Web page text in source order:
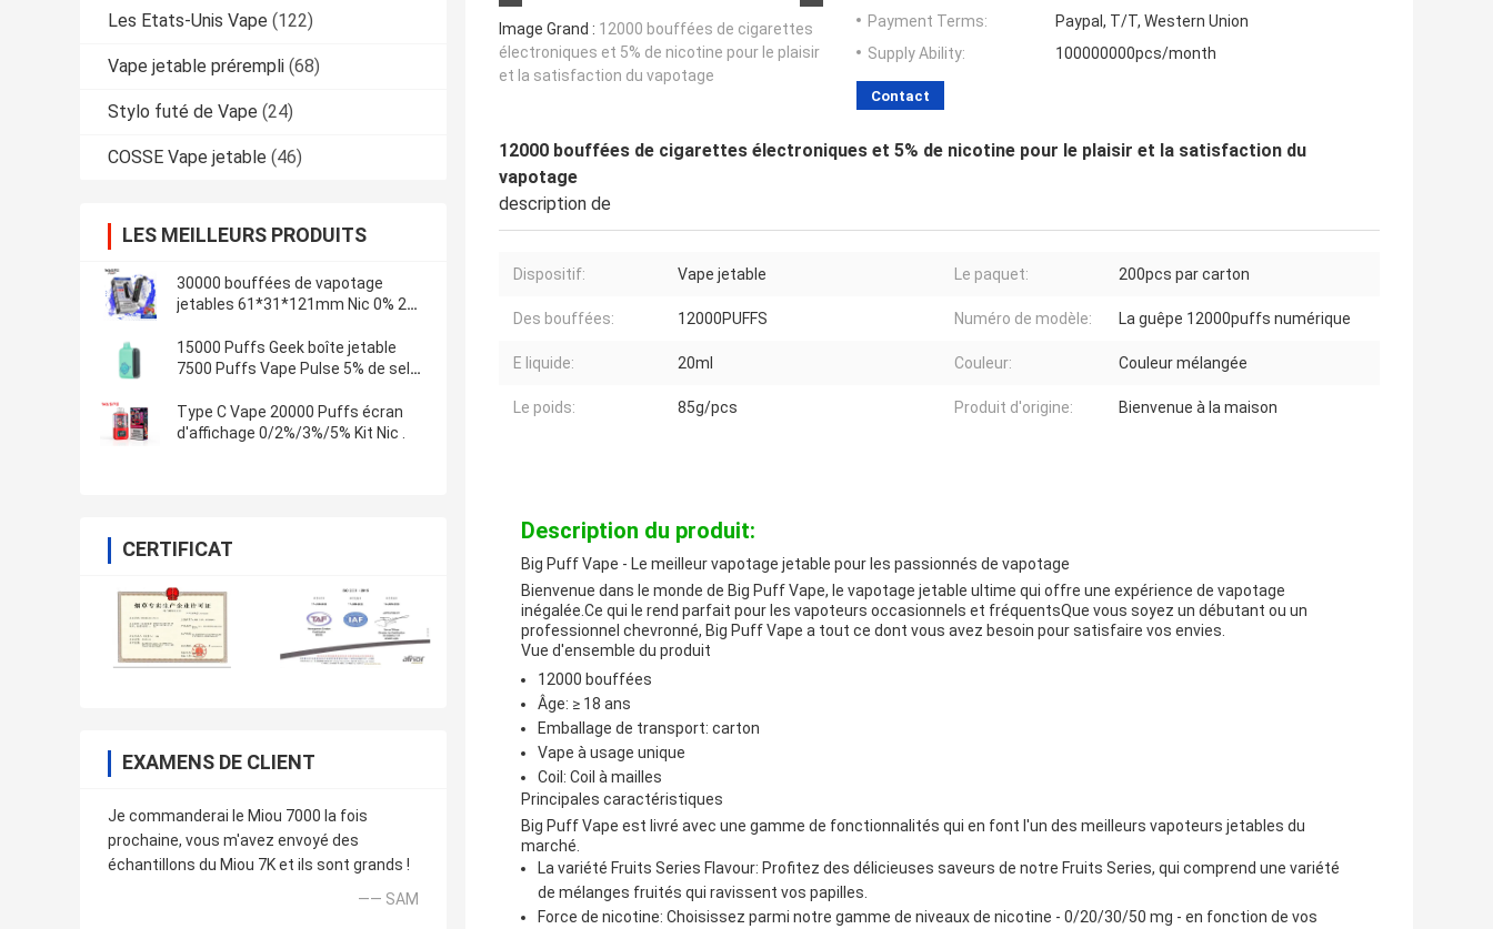
Les Etats-Unis Vape (122)
Vape jetable prérempli (68)
Stylo futé de Vape (24)
COSSE Vape jetable (46)
LES MEILLEURS PRODUITS
30000 bouffées de vapotage
jetables 61*31*121mm Nic 0% 2%
15000 Puffs Geek boîte jetable
7500 Puffs Vape Pulse 5% de sel
Type C Vape 20000 Puffs écran
d'affichage 0/2%/3%/5% Kit Nic .
CERTIFICAT
EXAMENS DE CLIENT
Je commanderai le Miou 7000 la fois
prochaine, vous m'avez envoyé des
échantillons du Miou 7K et ils sont grands !
—— SAM
Image Grand : 12000 bouffées de cigarettes
électroniques et 5% de nicotine pour le plaisir
et la satisfaction du vapotage
Payment Terms:
Paypal, T/T, Western Union
Supply Ability:
100000000pcs/month
Contact
12000 bouffées de cigarettes électroniques et 5% de nicotine pour le plaisir et la satisfaction du
vapotage
description de
Dispositif: Vape jetable Le paquet: 200pcs par carton
Des bouffées: 12000PUFFS Numéro de modèle: La guêpe 12000puffs numérique
E liquide: 20ml Couleur: Couleur mélangée
Le poids: 85g/pcs Produit d'origine: Bienvenue à la maison
Description du produit:
Big Puff Vape - Le meilleur vapotage jetable pour les passionnés de vapotage
Bienvenue dans le monde de Big Puff Vape, le vapotage jetable ultime qui offre une expérience de vapotage
inégalée.Ce qui le rend parfait pour les vapoteurs occasionnels et fréquentsQue vous soyez un débutant ou un
professionnel chevronné, Big Puff Vape a tout ce dont vous avez besoin pour satisfaire vos envies.
Vue d'ensemble du produit
12000 bouffées
Âge: ≥ 18 ans
Emballage de transport: carton
Vape à usage unique
Coil: Coil à mailles
Principales caractéristiques
Big Puff Vape est livré avec une gamme de fonctionnalités qui en font l'un des meilleurs vapoteurs jetables du
marché.
La variété Fruits Series Flavour: Profitez des délicieuses saveurs de notre Fruits Series, qui comprend une variété
de mélanges fruités qui ravissent vos papilles.
Force de nicotine: Choisissez parmi notre gamme de niveaux de nicotine - 0/20/30/50 mg - en fonction de vos